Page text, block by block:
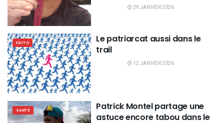
29 JANVIER 2026
EDITO
Le patriarcat aussi dans le
trail
12 JANVIER 2026
SANTÉ
Patrick Montel partage une
astuce encore tabou dans le